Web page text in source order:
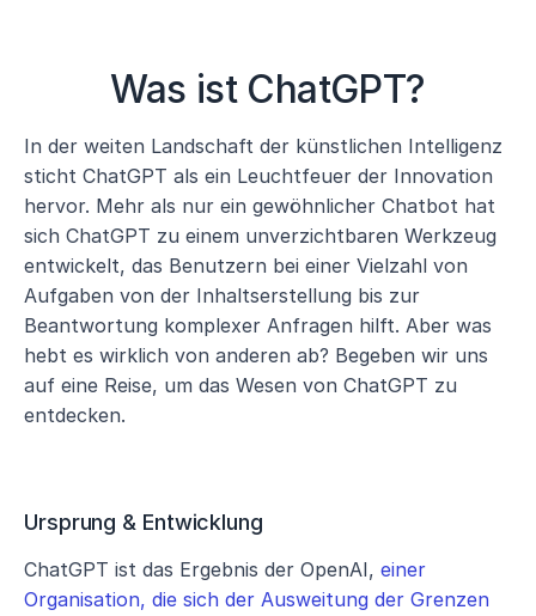
Was ist ChatGPT?
In der weiten Landschaft der künstlichen Intelligenz
sticht ChatGPT als ein Leuchtfeuer der Innovation
hervor. Mehr als nur ein gewöhnlicher Chatbot hat
sich ChatGPT zu einem unverzichtbaren Werkzeug
entwickelt, das Benutzern bei einer Vielzahl von
Aufgaben von der Inhaltserstellung bis zur
Beantwortung komplexer Anfragen hilft. Aber was
hebt es wirklich von anderen ab? Begeben wir uns
auf eine Reise, um das Wesen von ChatGPT zu
entdecken.
Ursprung & Entwicklung
ChatGPT ist das Ergebnis der OpenAI, einer
Organisation, die sich der Ausweitung der Grenzen